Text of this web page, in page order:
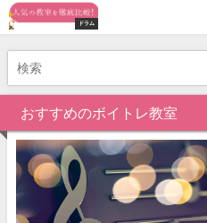
ドラム
おすすめのボイトレ教室